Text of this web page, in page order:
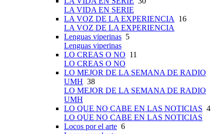
LA VIDA EN SERIE
LA VOZ DE LA EXPERIENCIA
16
LA VOZ DE LA EXPERIENCIA
Lenguas viperinas 5
Lenguas viperinas
LO CREAS O NO 11
LO CREAS O NO
LO MEJOR DE LA SEMANA DE RADIO
UMH 38
LO MEJOR DE LA SEMANA DE RADIO
UMH
LO QUE NO CABE EN LAS NOTICIAS 4
LO QUE NO CABE EN LAS NOTICIAS
Locos por el arte 6